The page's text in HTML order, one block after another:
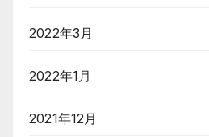
2022年3月
2022年1月
2021年12月